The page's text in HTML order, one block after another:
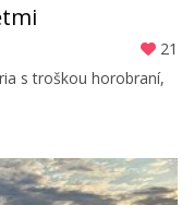
21
s troškou horobraní,